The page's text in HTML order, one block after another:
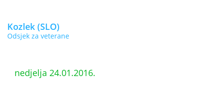
Kozlek (SLO)
Odsjek za veterane
nedjelja 24.01.2016.